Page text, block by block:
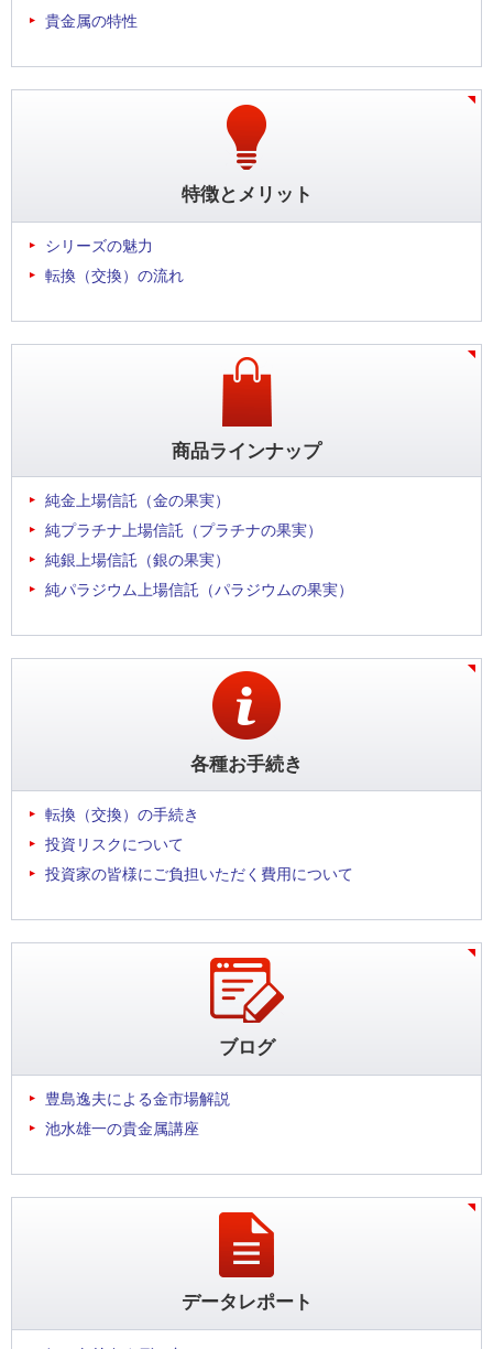
貴金属の特性
特徴とメリット
シリーズの魅力
転換（交換）の流れ
商品ラインナップ
純金上場信託（金の果実）
純プラチナ上場信託（プラチナの果実）
純銀上場信託（銀の果実）
純パラジウム上場信託（パラジウムの果実）
各種お手続き
転換（交換）の手続き
投資リスクについて
投資家の皆様にご負担いただく費用について
ブログ
豊島逸夫による金市場解説
池水雄一の貴金属講座
データレポート